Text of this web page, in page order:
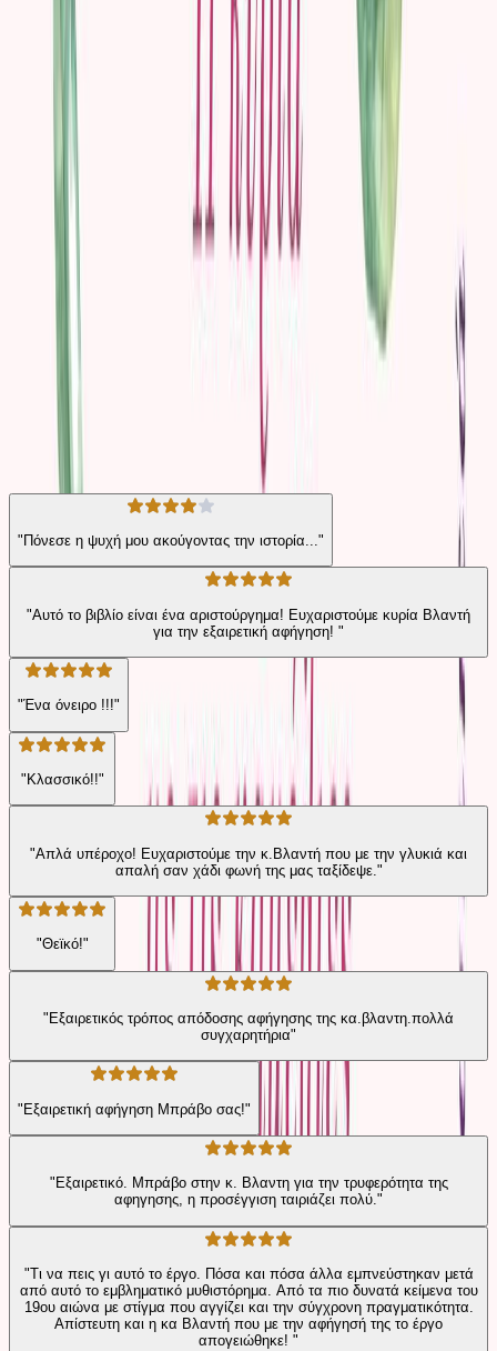
από τον πατέρα του Αρμάν. Τότε η Μαργαρίτα, χωρίς καμία
εξήγηση, τον εγκαταλείπει στέλνοντάς του μόνο ένα
αποχαιρετιστήριο γράμμα. Ο Αρμάν, εμβρόντητος από την εξέλιξη
αυτή, κάνει διάφορες υποθέσεις, οι οποίες, όμως, θα διαψευστούν.
Η Κυρία με τις καμέλιες είναι μια αφήγηση μέσα στην αφήγηση,
καθώς ο Αρμάν Ντιβάλ εξιστορεί με πάθος όσα έχουν συμβεί. Το
έργο περιγράφει μια συγκινητική ιστορία για τον ανεκπλήρωτο
έρωτα, τη θυσία, την κοινωνική καταδίκη αλλά και τη δύναμη της
Η γνώμη των ακροατών
"Πόνεσε η ψυχή μου ακούγοντας την ιστορία..."
"Αυτό το βιβλίο είναι ένα αριστούργημα! Ευχαριστούμε κυρία Βλαντή
για την εξαιρετική αφήγηση! "
"Ένα όνειρο !!!"
"Κλασσικό!!"
"Απλά υπέροχο! Ευχαριστούμε την κ.Βλαντή που με την γλυκιά και
απαλή σαν χάδι φωνή της μας ταξίδεψε."
"Θεϊκό!"
"Εξαιρετικός τρόπος απόδοσης αφήγησης της κα.βλαντη.πολλά
συγχαρητήρια"
"Εξαιρετική αφήγηση Μπράβο σας!"
"Εξαιρετικό. Μπράβο στην κ. Βλαντη για την τρυφερότητα της
αφηγησης, η προσέγγιση ταιριάζει πολύ."
"Τι να πεις γι αυτό το έργο. Πόσα και πόσα άλλα εμπνεύστηκαν μετά
από αυτό το εμβληματικό μυθιστόρημα. Από τα πιο δυνατά κείμενα του
19ου αιώνα με στίγμα που αγγίζει και την σύγχρονη πραγματικότητα.
Απίστευτη και η κα Βλαντή που με την αφήγησή της το έργο
απογειώθηκε! "